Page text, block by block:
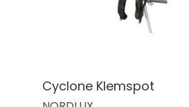
Cyclone Klemspot